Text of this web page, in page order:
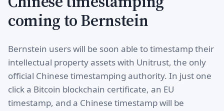
coming to Bernstein
Bernstein users will be soon able to timestamp their
intellectual property assets with Unitrust, the only
official Chinese timestamping authority. In just one
click a Bitcoin blockchain certificate, an EU
timestamp, and a Chinese timestamp will be